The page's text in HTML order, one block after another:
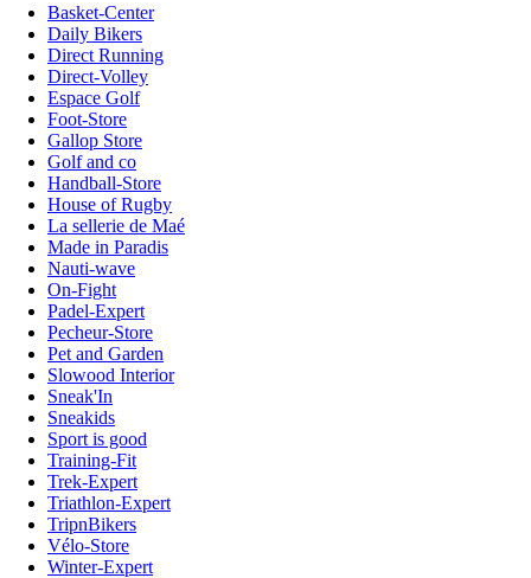
Basket-Center
Daily Bikers
Direct Running
Direct-Volley
Espace Golf
Foot-Store
Gallop Store
Golf and co
Handball-Store
House of Rugby
La sellerie de Maé
Made in Paradis
Nauti-wave
On-Fight
Padel-Expert
Pecheur-Store
Pet and Garden
Slowood Interior
Sneak'In
Sneakids
Sport is good
Training-Fit
Trek-Expert
Triathlon-Expert
TripnBikers
Vélo-Store
Winter-Expert